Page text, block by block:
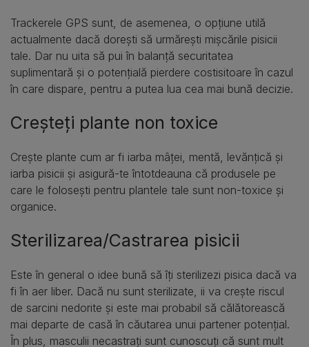
Trackerele GPS sunt, de asemenea, o opțiune utilă
actualmente dacă dorești să urmărești mișcările pisicii
tale. Dar nu uita să pui în balanță securitatea
suplimentară și o potențială pierdere costisitoare în cazul
în care dispare, pentru a putea lua cea mai bună decizie.
Creșteți plante non toxice
Crește plante cum ar fi iarba mâței, mentă, levănțică și
iarba pisicii și asigură-te întotdeauna că produsele pe
care le folosești pentru plantele tale sunt non-toxice și
organice.
Sterilizarea/Castrarea pisicii
Este în general o idee bună să îți sterilizezi pisica dacă va
fi în aer liber. Dacă nu sunt sterilizate, ii va crește riscul
de sarcini nedorite și este mai probabil să călătorească
mai departe de casă în căutarea unui partener potențial.
În plus, masculii necastrați sunt cunoscuți că sunt mult